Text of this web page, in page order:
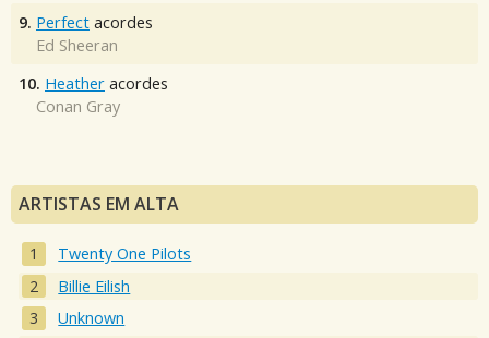
9. Perfect acordes
Ed Sheeran
10. Heather acordes
Conan Gray
ARTISTAS EM ALTA
Twenty One Pilots
Billie Eilish
Unknown